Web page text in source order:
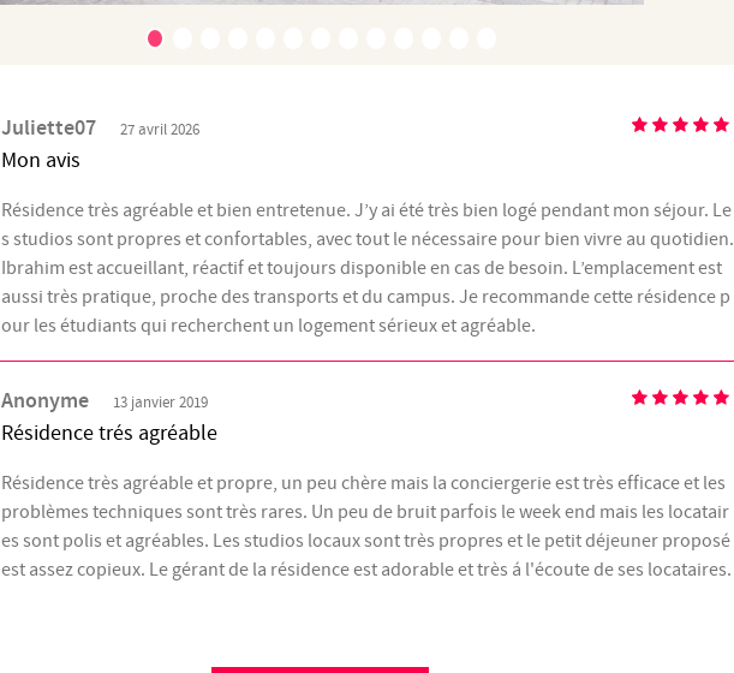
Juliette07 27 avril 2026
Mon avis
Résidence très agréable et bien entretenue. J’y ai été très bien logé pendant mon séjour. Le
s studios sont propres et confortables, avec tout le nécessaire pour bien vivre au quotidien.
Ibrahim est accueillant, réactif et toujours disponible en cas de besoin. L’emplacement est
aussi très pratique, proche des transports et du campus. Je recommande cette résidence p
our les étudiants qui recherchent un logement sérieux et agréable.
Anonyme 13 janvier 2019
Résidence trés agréable
Résidence très agréable et propre, un peu chère mais la conciergerie est très efficace et les
problèmes techniques sont très rares. Un peu de bruit parfois le week end mais les locatair
es sont polis et agréables. Les studios locaux sont très propres et le petit déjeuner proposé
est assez copieux. Le gérant de la résidence est adorable et très á l'écoute de ses locataires.